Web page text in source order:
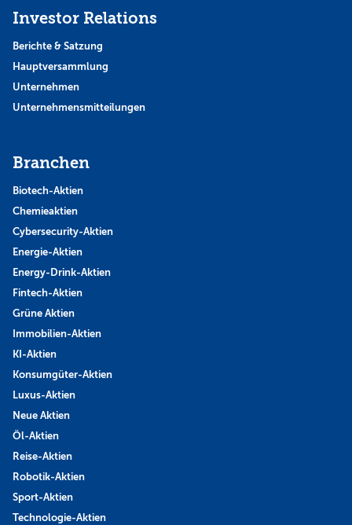
Investor Relations
Berichte & Satzung
Hauptversammlung
Unternehmen
Unternehmensmitteilungen
Branchen
Biotech-Aktien
Chemieaktien
Cybersecurity-Aktien
Energie-Aktien
Energy-Drink-Aktien
Fintech-Aktien
Grüne Aktien
Immobilien-Aktien
KI-Aktien
Konsumgüter-Aktien
Luxus-Aktien
Neue Aktien
Öl-Aktien
Reise-Aktien
Robotik-Aktien
Sport-Aktien
Technologie-Aktien